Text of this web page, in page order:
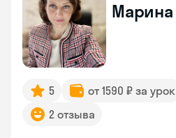
Марина
5 от 1590 ₽ за урок
2 отзыва